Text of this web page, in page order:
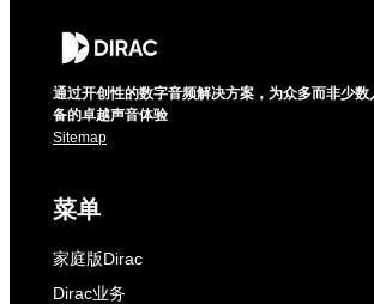
通过开创性的数字音频解决方案，为众多而非少
备的卓越声音体验
Sitemap
菜单
家庭版Dirac
Dirac业务